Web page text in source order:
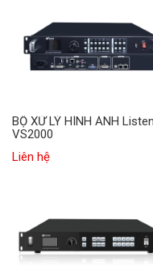
BỘ XỬ LÝ HÌNH ẢNH
VS2000
Liên hệ